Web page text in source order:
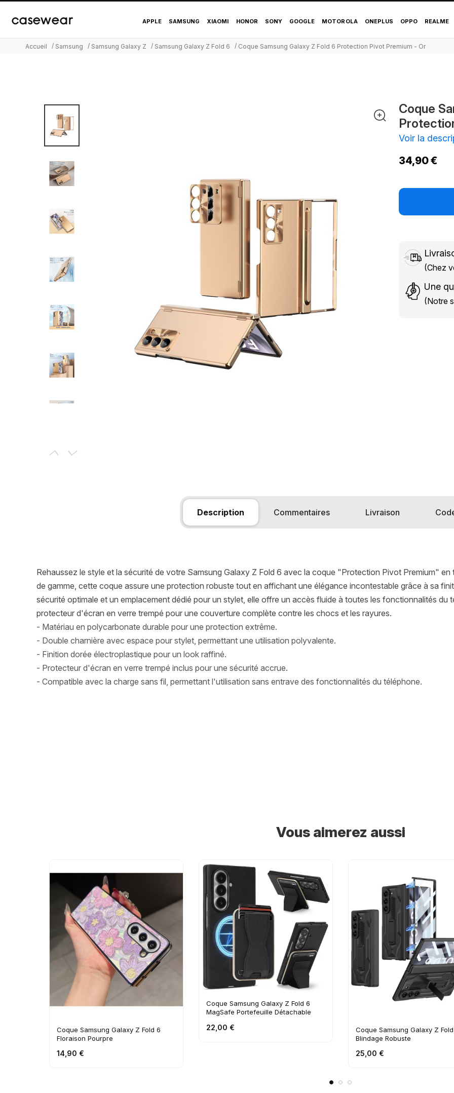
Coque Samsung Galaxy Z Fold 6
casewear APPLE SAMSUNG XIAOMI HONOR SONY GOOGLE MOTOROLA ONEPLUS OPPO REALME
Accueil Samsung Samsung Galaxy Z Samsung Galaxy Z Fold 6 Coque Samsung Galaxy Z Fold 6 Protection Pivot Premium - Or
Coque
Voir la
34,90 €
(Chez
Une
(Notre
Description Commentaires Livraison
Rehaussez le style et la sécurité de votre Samsung Galaxy Z Fold 6 avec la coque "Protection Pivot Premium"
de gamme, cette coque assure une protection robuste tout en affichant une élégance incontestable grâce à sa
sécurité optimale et un emplacement dédié pour un stylet, elle offre un accès fluide à toutes les fonctionnalités du
protecteur d'écran en verre trempé pour une couverture complète contre les chocs et les rayures.
- Matériau en polycarbonate durable pour une protection extrême.
- Double charnière avec espace pour stylet, permettant une utilisation polyvalente.
- Finition dorée électroplastique pour un look raffiné.
- Protecteur d'écran en verre trempé inclus pour une sécurité accrue.
- Compatible avec la charge sans fil, permettant l'utilisation sans entrave des fonctionnalités du téléphone.
Vous aimerez aussi
Coque Samsung Galaxy Z Fold 6
Floraison Pourpre
14,90 €
Coque Samsung Galaxy Z Fold 6
MagSafe Portefeuille Détachable
22,00 €
Coque Samsung Galaxy Z
Blindage Robuste
25,00 €